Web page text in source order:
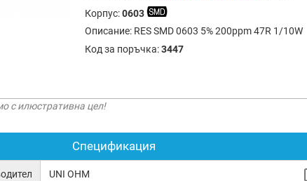
Корпус:0603
Описание: RES SMD 0603 5% 200ppm 47R 1/10W
Код за поръчка:3447
с илюстративна цел!
Спецификация
UNI OHM